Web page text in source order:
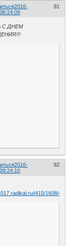
91
2016-
С ДНЕМ
92
2016-